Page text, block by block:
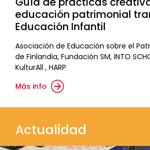
educación patrimonial
Educación Infantil
Asociación de Educación sobre el
de Finlandia, Fundación SM, INTO
KulturAll , HARP
Más info
Actualidad